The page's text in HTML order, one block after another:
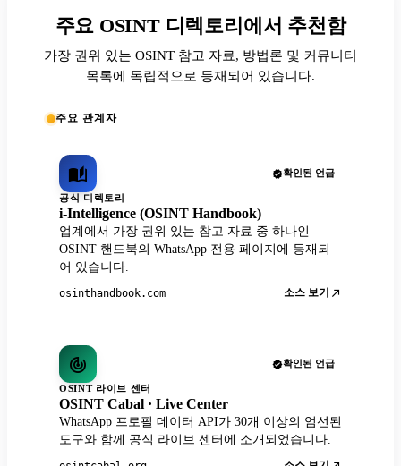
주요 OSINT 디렉토리에서 추천함
가장 권위 있는 OSINT 참고 자료, 방법론 및 커뮤니티
목록에 독립적으로 등재되어 있습니다.
주요 관계자
확인된 언급
공식 디렉토리
i-Intelligence (OSINT Handbook)
업계에서 가장 권위 있는 참고 자료 중 하나인
OSINT 핸드북의 WhatsApp 전용 페이지에 등재되
어 있습니다.
osinthandbook.com 소스 보기
확인된 언급
OSINT 라이브 센터
OSINT Cabal · Live Center
WhatsApp 프로필 데이터 API가 30개 이상의 엄선된
도구와 함께 공식 라이브 센터에 소개되었습니다.